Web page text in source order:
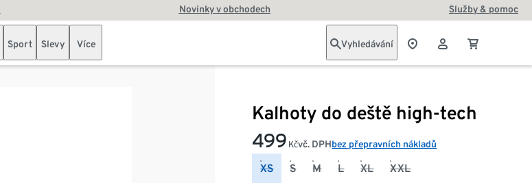
Novinky v obchodech Služby & pomoc
Sport Slevy Více Vyhledávání
Kalhoty do deště high-tech
499 Kčvč. DPHbez přepravních nákladů
XS S M L XL XXL